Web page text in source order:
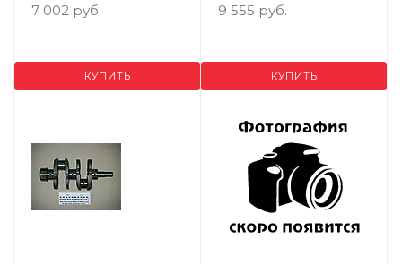
7 002 руб.
КУПИТЬ
9 555 руб.
КУПИТЬ